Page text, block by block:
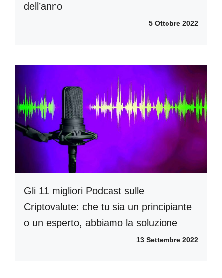
dell’anno
5 Ottobre 2022
Gli 11 migliori Podcast sulle
Criptovalute: che tu sia un principiante
o un esperto, abbiamo la soluzione
13 Settembre 2022